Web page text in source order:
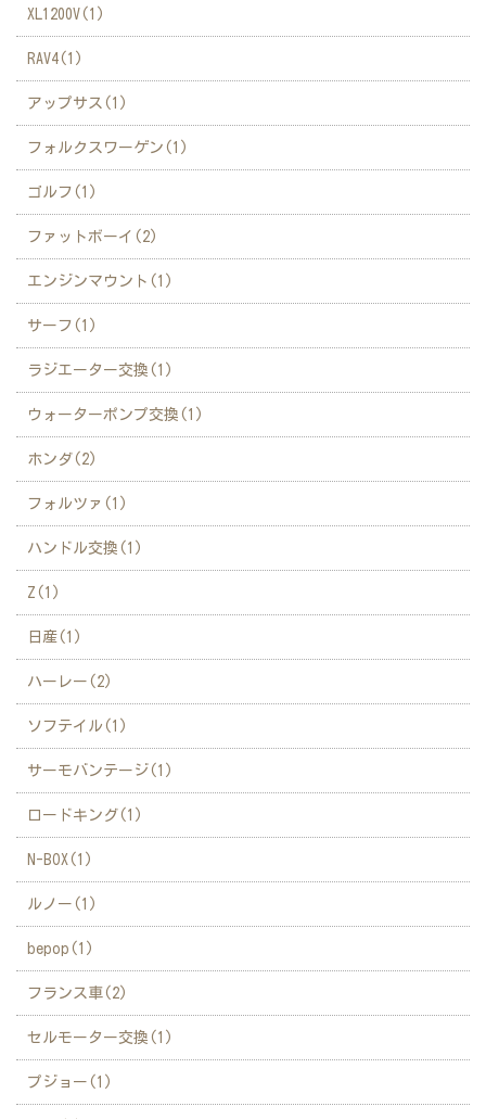
XL1200V(1)
RAV4(1)
アップサス(1)
フォルクスワーゲン(1)
ゴルフ(1)
ファットボーイ(2)
エンジンマウント(1)
サーフ(1)
ラジエーター交換(1)
ウォーターポンプ交換(1)
ホンダ(2)
フォルツァ(1)
ハンドル交換(1)
Z(1)
日産(1)
ハーレー(2)
ソフテイル(1)
サーモバンテージ(1)
ロードキング(1)
N-BOX(1)
ルノー(1)
bepop(1)
フランス車(2)
セルモーター交換(1)
プジョー(1)